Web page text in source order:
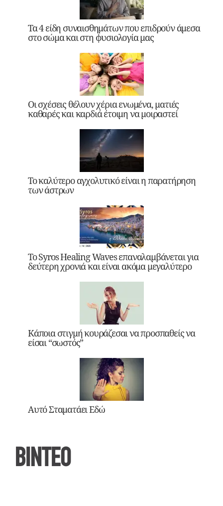
Τα 4 είδη συναισθημάτων που επιδρούν άμεσα
στο σώμα και στη φυσιολογία μας
Οι σχέσεις θέλουν χέρια ενωμένα, ματιές
καθαρές και καρδιά έτοιμη να μοιραστεί
Το καλύτερο αγχολυτικό είναι η παρατήρηση
των άστρων
Το Syros Healing Waves επαναλαμβάνεται για
δεύτερη χρονιά και είναι ακόμα μεγαλύτερο
Κάποια στιγμή κουράζεσαι να προσπαθείς να
είσαι “σωστός”
Αυτό Σταματάει Εδώ
ΒΙΝΤΕΟ